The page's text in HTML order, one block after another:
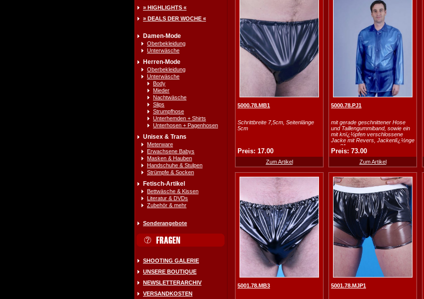
» HIGHLIGHTS «
» DEALS DER WOCHE «
Damen-Mode
Oberbekleidung
Unterwäsche
Herren-Mode
Oberbekleidung
Unterwäsche
Body
Mieder
Nachtwäsche
Slips
Strumpfhose
Unterhemden + Shirts
Unterhosen + Pagenhosen
Unisex & Trans
Meterware
Erwachsene Babys
Masken & Hauben
Handschuhe & Stulpen
Strümpfe & Socken
Fetisch-Artikel
Bettwäsche & Kissen
Literatur & DVDs
Zubehör & mehr
Sonderangebote
SHOOTING GALERIE
UNSERE BOUTIQUE
NEWSLETTERARCHIV
VERSANDKOSTEN
5000.78.MB1
Schrittbreite 7,5cm, Seitenlänge
5cm
Preis: 17.00
Zum Artikel
5000.78.PJ1
mit gerade geschnittener Hose
und Taillengummiband, sowie ein
mit knï¿½pfen verschlossene
Jacke mit Revers, Jackenlï¿½nge
ca. 81 cm.
Preis: 73.00
Zum Artikel
5001.78.MB3 5001.78.MJP1